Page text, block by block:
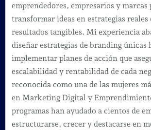
emprendedores, empresarios y marcas
transformar ideas en estrategias reales
resultados tangibles. Mi experiencia
diseñar estrategias de branding únicas
implementar planes de acción que
escalabilidad y rentabilidad de cada
reconocida como una de las mujeres
en Marketing Digital y
programas han ayudado a cientos de
estructurarse, crecer y destacarse en